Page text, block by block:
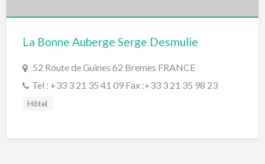
La Bonne Auberge Serge Desmulie
52 Route de Guines 62 Bremes FRANCE
Tel : +33 3 21 35 41 09 Fax :+33 3 21 35 98 23
Hôtel